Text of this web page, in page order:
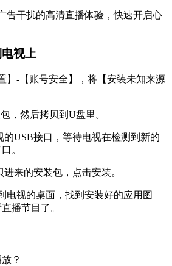
告干扰的高清直播体验，快速开启心
视上
】-【账号安全】，将【安装未知来源
，然后拷贝到U盘里。
的USB接口，等待电视在检测到新的
。
来的安装包，点击安装。
电视的桌面，找到安装好的应用图
播节目了。
？